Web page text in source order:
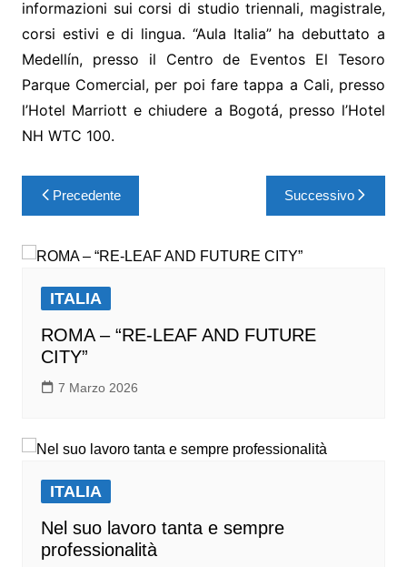
informazioni sui corsi di studio triennali, magistrale,
corsi estivi e di lingua. “Aula Italia” ha debuttato a
Medellín, presso il Centro de Eventos El Tesoro
Parque Comercial, per poi fare tappa a Cali, presso
l’Hotel Marriott e chiudere a Bogotá, presso l’Hotel
NH WTC 100.
Precedente Successivo
ITALIA
ROMA – “RE-LEAF AND FUTURE
CITY”
7 Marzo 2026
ITALIA
Nel suo lavoro tanta e sempre
professionalità